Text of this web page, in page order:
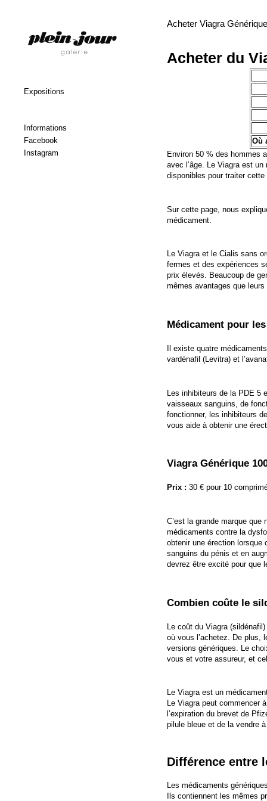
Acheter Viagra
Acheter du
Où
Environ 50 % des hommes
avec l’âge. Le Viagra est
disponibles pour traiter cette
Sur cette page, nous
médicament.
Le Viagra et le Cialis sans
fermes et des expériences
prix élevés. Beaucoup de
mêmes avantages que
Médicament pour
Il existe quatre
vardénafil (Levitra) et
Les inhibiteurs de la PDE 5
vaisseaux sanguins, de
fonctionner, les inhibiteurs
vous aide à obtenir une
Viagra Générique
Prix : 30 € pour 10
C’est la grande marque
médicaments contre la
obtenir une érection
sanguins du pénis et en
devrez être excité pour que
Combien coûte le
Le coût du Viagra
où vous l’achetez. De plus,
versions génériques. Le
vous et votre assureur, et
Le Viagra est un
Le Viagra peut commencer
l’expiration du brevet de
pilule bleue et de la vendre
Différence entre
Les médicaments
Ils contiennent les mêmes
Expositions
Informations
Facebook
Instagram